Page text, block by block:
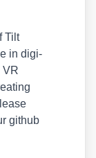
Tilt
in digi­
VR
git­hub